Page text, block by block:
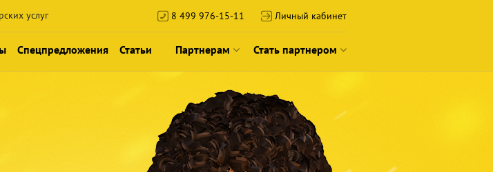
услуг 8 499 976-15-11 Личный кабинет
Спецпредложения
Месяц обслуживания бесплатно
Консультация по налогообложению
Статьи Партнерам
Новости франшизы
Блог про наши технологии
Обучение и сообщество
Стать партнером
Истории успеха
Подать заявку на франшизу